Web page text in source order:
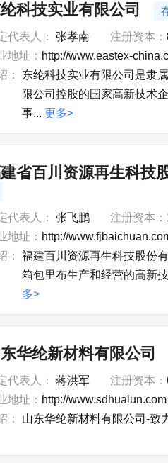
科技实业有限公司
代表人： 张孝南 注册资本：
地址： http://www.eastex-
： 东纶科技实业有限公司是隶
限公司控股的国家高新技术
事... 更多>
省百川资源再生科技
代表人： 张飞鹏 注册资本：
地址： http://
： 福建百川资源再生科技股份
箱包里布生产和经营的高新
多>
华纶新材料有限公司
代表人： 蒋洪军 注册资本：
地址： http://www.sdhualun.com
： 山东华纶新材料有限公司-致